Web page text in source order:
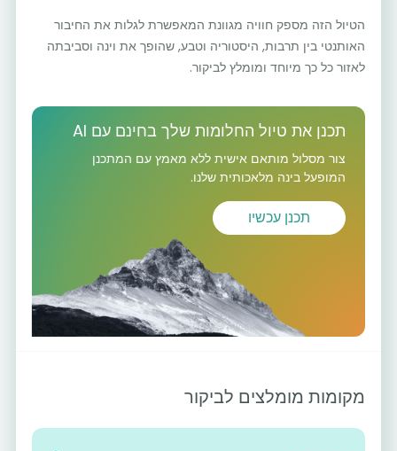
הטיול הזה מספק חוויה מגוונת המאפשרת לגלות את החיבור
האותנטי בין תרבות, היסטוריה וטבע, שהופך את וינה וסביבתה
לאזור כל כך מיוחד ומומלץ לביקור.
תכנן את טיול החלומות שלך בחינם עם AI
צור מסלול מותאם אישית ללא מאמץ עם המתכנן
המופעל בינה מלאכותית שלנו.
תכנן עכשיו
מקומות מומלצים לביקור